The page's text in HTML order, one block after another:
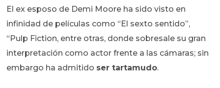
El ex esposo de Demi Moore ha sido visto en
infinidad de películas como “El sexto sentido”,
“Pulp Fiction, entre otras, donde sobresale su gran
interpretación como actor frente a las cámaras; sin
embargo ha admitido ser tartamudo.